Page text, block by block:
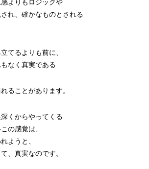
よりもロジックや
れ、確かなものとされる
てるよりも前に、
なく真実である
ることがあります。
くからやってくる
の感覚は、
ようと、
、真実なのです。